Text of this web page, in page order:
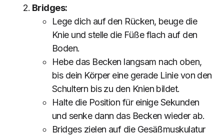
Bridges:
Lege dich auf den Rücken, beuge die
Knie und stelle die Füße flach auf den
Boden.
Hebe das Becken langsam nach oben,
bis dein Körper eine gerade Linie von den
Schultern bis zu den Knien bildet.
Halte die Position für einige Sekunden
und senke dann das Becken wieder ab.
Bridges zielen auf die Gesäßmuskulatur